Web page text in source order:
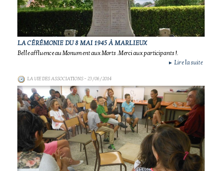
LA CÉRÉMONIE DU 8 MAI 1945 À MARLIEUX
Belle affluence au Monument aux Morts .Merci aux participants !.
► Lire la suite
LA VIE DES ASSOCIATIONS- 23/06/2014